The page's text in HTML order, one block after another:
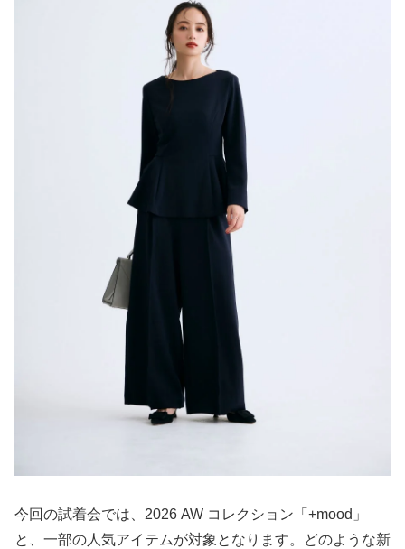
今回の試着会では、2026 AW コレクション「+mood」
と、一部の人気アイテムが対象となります。どのような新